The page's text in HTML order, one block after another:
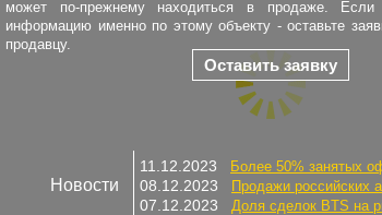
может по-прежнему находиться в продаже. Если
информацию именно по этому объекту - оставьте
продавцу.
Оставить заявку
Новости
11.12.2023 Более 50% занятых
08.12.2023 Продажи российских
07.12.2023 Доля сделок BTS на